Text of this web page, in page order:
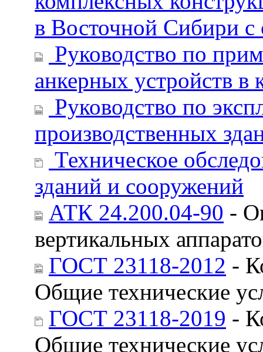
в Восточной Сибири с
Руководство по
анкерных устройств в
Руководство по
производственных
Техническое
зданий и сооружений
АТК 24.200.04-90 -
вертикальных
ГОСТ 23118-2012 -
Общие технические
ГОСТ 23118-2019 -
Общие технические